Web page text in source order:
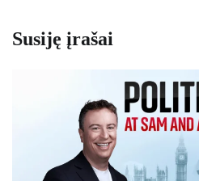
Susiję įrašai